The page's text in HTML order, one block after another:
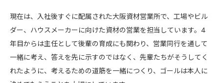
現在は、入社後すぐに配属された大阪資材営業所で、工場やビル
ダー、ハウスメーカーに向けた資材の営業を担当しています。4
年目からは主任として後輩の育成にも関わり、営業同行を通して
一緒に考え、答えを先に示すのではなく、先輩たちがそうしてく
れたように、考えるための道筋を一緒につくり、ゴールは本人に